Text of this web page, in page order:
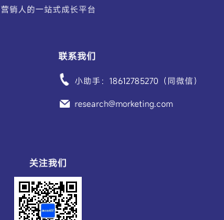
营销人的一站式成长平台
联系我们
小助手：18612785270（同微信）
research@morketing.com
关注我们